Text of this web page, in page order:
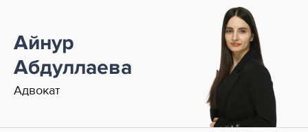
Айнур
Абдуллаева
Адвокат